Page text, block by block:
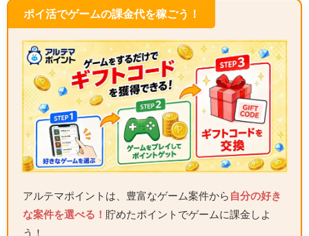
ポイ活でゲームの課金代を稼ごう！
アルテマポイントは、豊富なゲーム案件から 自分の好き
な案件を選べる！ 貯めたポイントでゲームに課金しよ
う！